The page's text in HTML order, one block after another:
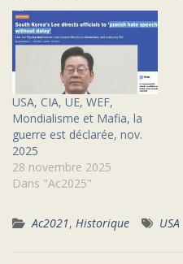
USA, CIA, UE, WEF,
Mondialisme et Mafia, la
guerre est déclarée, nov.
2025
28 novembre 2025
Dans "Ac2025"
Ac2021, Historique USA